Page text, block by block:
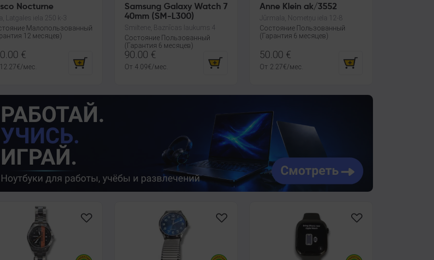
Nocturne
Latgales iela 250 k-3
Малопользованный
12 месяцев)
€
12.27€/мес.
Samsung Galaxy Watch 7
40mm (SM-L300)
Smiltene, Baznīcas laukums 4
Состояние Пользованный
(Гарантия 6 месяцев)
90.00 €
От 4.09€/мес.
Anne Klein ak/3552
Jūrmala, Nometņu iela 12-8
Состояние Пользованный
(Гарантия 6 месяцев)
50.00 €
От 2.27€/мес.